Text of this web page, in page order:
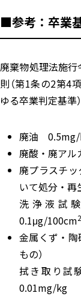
■参考：卒業基
廃棄物処理法施行
則（第1条の2第4
ゆる卒業判定基準
廃油
廃酸・廃ア
廃プラスチッ
いて処分・再
洗浄液試
0.1μg/100cm2
金属くず・陶
もの）
拭き取り試
0.01mg/kg